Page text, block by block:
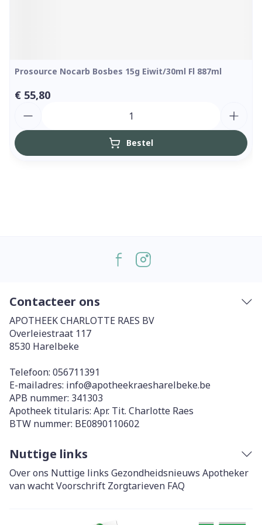
Prosource Nocarb Bosbes 15g Eiwit/30ml Fl 887ml
€ 55,80
Bestel
Contacteer ons
APOTHEEK CHARLOTTE RAES BV
Overleiestraat 117
8530 Harelbeke
Telefoon: 056711391
E-mailadres: info@apotheekraesharelbeke.be
APB nummer: 341303
Apotheek titularis: Apr. Tit. Charlotte Raes
BTW nummer: BE0890110602
Nuttige links
Over ons Nuttige links Gezondheidsnieuws Apotheker
van wachtVoorschrift Zorgtarieven FAQ